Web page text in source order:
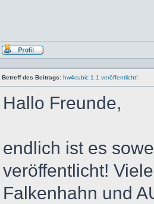
Profil
Betreff des Beitrags: hw4cubic 1.1 veröffentlicht!
Hallo Freunde,
endlich ist es
veröffentlicht!
Falkenhahn und